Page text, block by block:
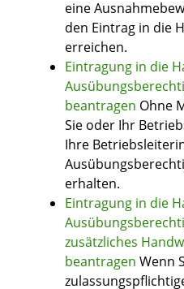
eine
den Eintrag in die
erreichen.
Eintragung in die
beantragen Ohne
Sie oder Ihr
Ihre
erhalten.
Eintragung in die
zusätzliches
beantragen Wenn